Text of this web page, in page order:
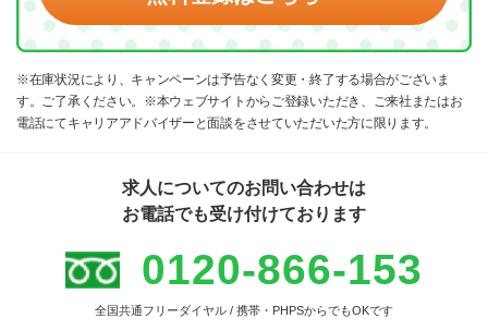
※在庫状況により、キャンペーンは予告なく変更・終了する場合がございま
す。ご了承ください。※本ウェブサイトからご登録いただき、ご来社またはお
電話にてキャリアアドバイザーと面談をさせていただいた方に限ります。
求人についてのお問い合わせは
お電話でも受け付けております
0120-866-153
全国共通フリーダイヤル / 携帯・PHPSからでもOKです